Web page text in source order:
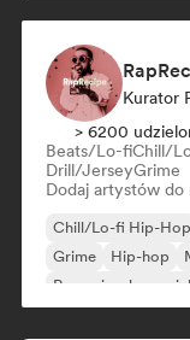
Kurator
> 6200
Beats/Lo-fiChill/
Drill/JerseyGrime
Dodaj artystów
Chill/Lo-fi Hip-Hop
Grime
Hip-hop
Rap w języku